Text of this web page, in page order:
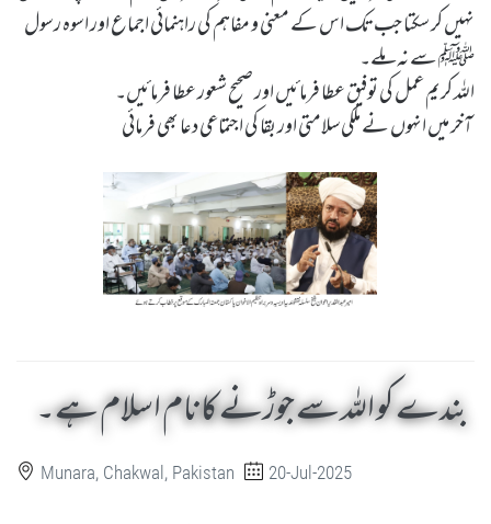
نہیں کر سکتا جب تک اس کے معنی و مفاہم کی راہنمائی اجماع اور اسوہ رسول
ﷺ سے نہ ملے۔
اللہ کریم عمل کی توفیق عطا فرمائیں اور صحیح شعور عطا فرمائیں۔
آخر میں انہوں نے ملکی سلامتی اور بقا کی اجتماعی دعا بھی فرمائی
بندے کو اللہ سے جوڑنے کا نام اسلام ہے۔
Munara, Chakwal, Pakistan 20-Jul-2025